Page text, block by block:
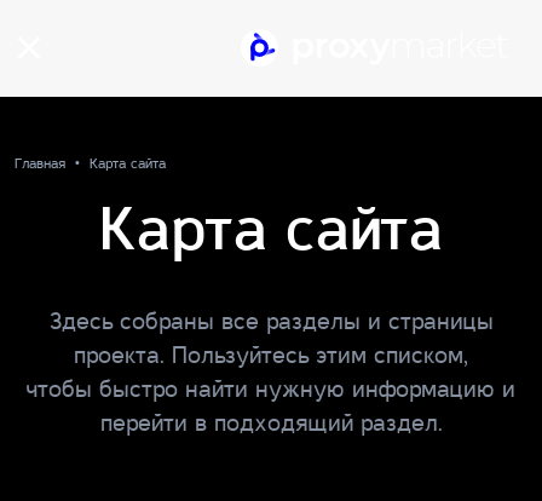
Главная Карта сайта
Карта сайта
Здесь собраны все разделы и страницы
проекта. Пользуйтесь этим списком,
чтобы быстро найти нужную информацию и
перейти в подходящий раздел.